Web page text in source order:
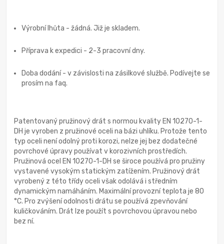
Výrobní lhůta - žádná. Již je skladem.
Příprava k expedici - 2-3 pracovní dny.
Doba dodání - v závislosti na zásilkové službě. Podívejte se
prosím na faq.
Patentovaný pružinový drát s normou kvality EN 10270-1-
DH je vyroben z pružinové oceli na bázi uhlíku. Protože tento
typ oceli není odolný proti korozi, nelze jej bez dodatečné
povrchové úpravy používat v korozivních prostředích.
Pružinová ocel EN 10270-1-DH se široce používá pro pružiny
vystavené vysokým statickým zatížením. Pružinový drát
vyrobený z této třídy oceli však odolává i středním
dynamickým namáháním. Maximální provozní teplota je 80
°C. Pro zvýšení odolnosti drátu se používá zpevňování
kuličkováním. Drát lze použít s povrchovou úpravou nebo
bez ní.